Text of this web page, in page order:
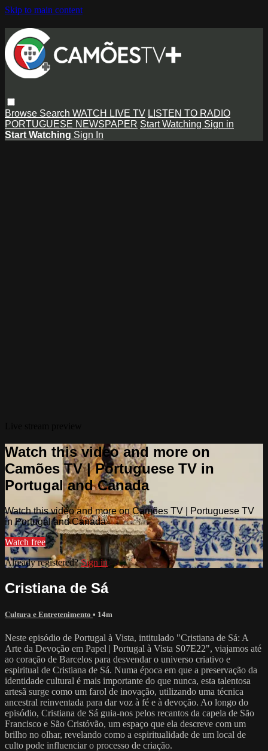
Skip to main content
Browse Search WATCH LIVE TV LISTEN TO RADIO
PORTUGUESE NEWSPAPER Start Watching Sign in
Start Watching Sign In
Watch this video and more on
Camões TV | Portuguese TV in
Portugal and Canada
Watch this video and more on Camões TV | Portuguese TV
in Portugal and Canada
Watch free
Already registered?Sign in
Cristiana de Sá
Cultura e Entretenimento • 14m
Neste episódio de Portugal à Vista, intitulado "Cristiana de Sá: A
Arte da Devoção em Papel | Portugal à Vista S07E22", viajamos até
ao coração de Barcelos para desvendar o universo criativo e
espiritual de Cristiana de Sá. Numa época em que a preservação da
identidade cultural é mais importante do que nunca, esta talentosa
artesã surge como um farol de inovação, utilizando uma técnica
ancestral reinventada para dar voz à fé e à devoção. Ao longo do
episódio, Cristiana de Sá guia-nos pelos recantos da capela de São
Francisco e São Cristóvão, um espaço que ela descreve com um
brilho no olhar, revelando como a espiritualidade de um local de
culto pode influenciar o processo de criação.